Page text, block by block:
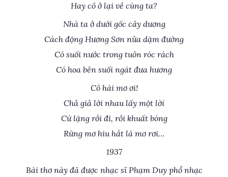
Hay cô ở lại về cùng ta?
Nhà ta ở dưới gốc cây dương
Cách động Hương Sơn nửa dặm đường
Có suối nước trong tuôn róc rách
Có hoa bên suối ngát đưa hương
Cô hái mơ ơi!
Chả giả lời nhau lấy một lời
Cứ lặng rồi đi, rồi khuất bóng
Rừng mơ hiu hắt lá mơ rơi…
1937
Bài thơ này đã được nhạc sĩ Phạm Duy phổ nhạc